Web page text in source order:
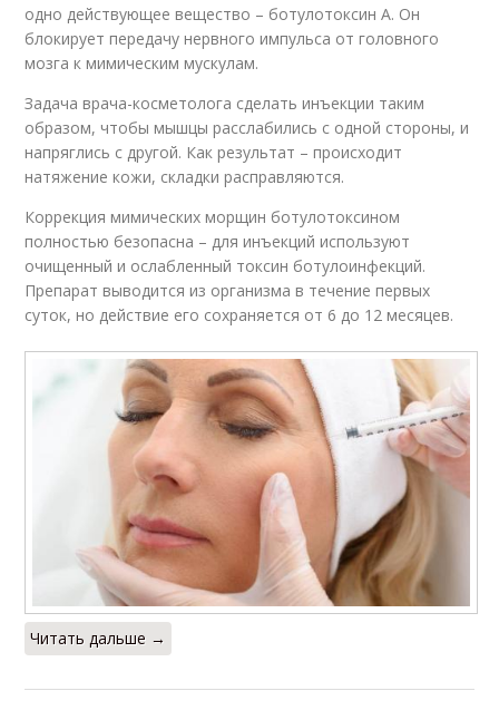
одно действующее вещество – ботулотоксин А. Он
блокирует передачу нервного импульса от головного
мозга к мимическим мускулам.
Задача врача-косметолога сделать инъекции таким
образом, чтобы мышцы расслабились с одной стороны, и
напряглись с другой. Как результат – происходит
натяжение кожи, складки расправляются.
Коррекция мимических морщин ботулотоксином
полностью безопасна – для инъекций используют
очищенный и ослабленный токсин ботулоинфекций.
Препарат выводится из организма в течение первых
суток, но действие его сохраняется от 6 до 12 месяцев.
Читать дальше →